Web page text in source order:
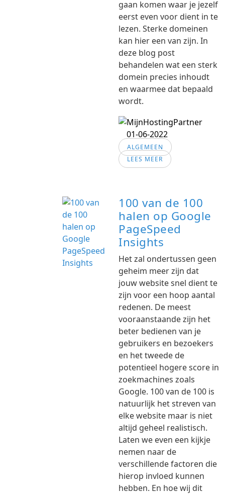
gaan komen waar je jezelf
eerst even voor dient in te
lezen. Sterke domeinen
kan hier een van zijn. In
deze blog post
behandelen wat een sterk
domein precies inhoudt
en waarmee dat bepaald
wordt.
01-06-2022
ALGEMEEN
LEES MEER
100 van de 100
halen op Google
PageSpeed
Insights
Het zal ondertussen geen
geheim meer zijn dat
jouw website snel dient te
zijn voor een hoop aantal
redenen. De meest
vooraanstaande zijn het
beter bedienen van je
gebruikers en bezoekers
en het tweede de
potentieel hogere score in
zoekmachines zoals
Google. 100 van de 100 is
natuurlijk het streven van
elke website maar is niet
altijd geheel realistisch.
Laten we even een kijkje
nemen naar de
verschillende factoren die
hierop invloed kunnen
hebben. En hoe wij dit